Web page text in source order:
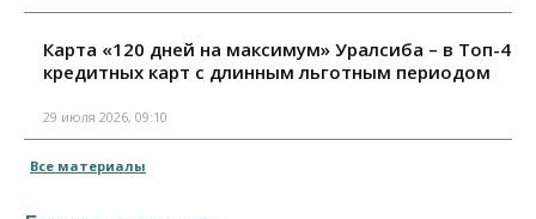
Карта «120 дней на максимум» Уралсиба – в Топ-4
кредитных карт с длинным льготным периодом
29 июля 2026, 09:10
Все материалы